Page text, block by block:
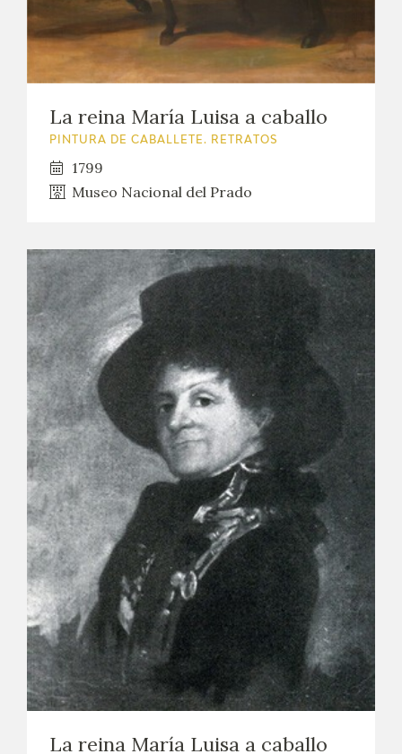
La reina María Luisa a caballo
PINTURA DE CABALLETE. RETRATOS
1799
Museo Nacional del Prado
La reina María Luisa a caballo